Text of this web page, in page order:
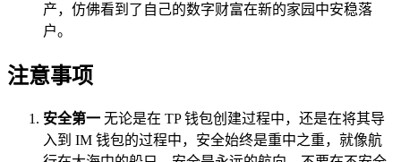
产，仿佛看到了自己的数字财富在新的家园中安稳落
户。
注意事项
安全第一 无论是在 TP 钱包创建过程中，还是在将其导
入到 IM 钱包的过程中，安全始终是重中之重，就像航